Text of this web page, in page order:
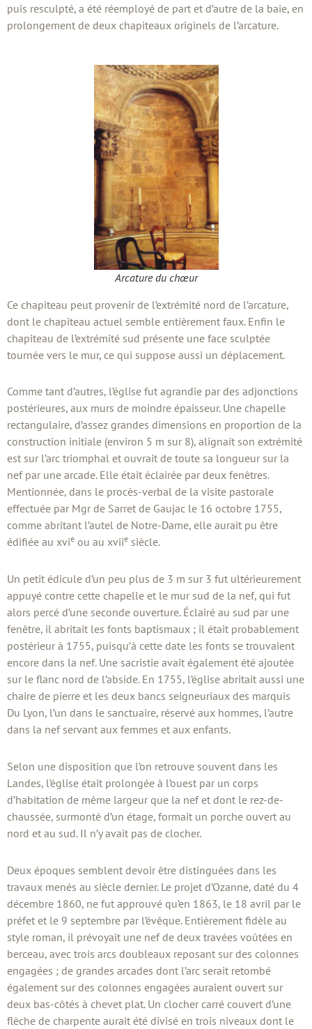
puis resculpté, a été réemployé de part et d’autre de la baie, en
prolongement de deux chapiteaux originels de l’arcature.
Arcature du chœur
Ce chapiteau peut provenir de l’extrémité nord de l’arcature,
dont le chapiteau actuel semble entièrement faux. Enfin le
chapiteau de l’extrémité sud présente une face sculptée
tournée vers le mur, ce qui suppose aussi un déplacement.
Comme tant d’autres, l’église fut agrandie par des adjonctions
postérieures, aux murs de moindre épaisseur. Une chapelle
rectangulaire, d’assez grandes dimensions en proportion de la
construction initiale (environ 5 m sur 8), alignait son extrémité
est sur l’arc triomphal et ouvrait de toute sa longueur sur la
nef par une arcade. Elle était éclairée par deux fenêtres.
Mentionnée, dans le procès-verbal de la visite pastorale
effectuée par Mgr de Sarret de Gaujac le 16 octobre 1755,
comme abritant l’autel de Notre-Dame, elle aurait pu être
édifiée au xvie ou au xviie siècle.
Un petit édicule d’un peu plus de 3 m sur 3 fut ultérieurement
appuyé contre cette chapelle et le mur sud de la nef, qui fut
alors percé d’une seconde ouverture. Éclairé au sud par une
fenêtre, il abritait les fonts baptismaux ; il était probablement
postérieur à 1755, puisqu’à cette date les fonts se trouvaient
encore dans la nef. Une sacristie avait également été ajoutée
sur le flanc nord de l’abside. En 1755, l’église abritait aussi une
chaire de pierre et les deux bancs seigneuriaux des marquis
Du Lyon, l’un dans le sanctuaire, réservé aux hommes, l’autre
dans la nef servant aux femmes et aux enfants.
Selon une disposition que l’on retrouve souvent dans les
Landes, l’église était prolongée à l’ouest par un corps
d’habitation de même largeur que la nef et dont le rez-de-
chaussée, surmonté d’un étage, formait un porche ouvert au
nord et au sud. Il n’y avait pas de clocher.
Deux époques semblent devoir être distinguées dans les
travaux menés au siècle dernier. Le projet d’Ozanne, daté du 4
décembre 1860, ne fut approuvé qu’en 1863, le 18 avril par le
préfet et le 9 septembre par l’évêque. Entièrement fidèle au
style roman, il prévoyait une nef de deux travées voûtées en
berceau, avec trois arcs doubleaux reposant sur des colonnes
engagées ; de grandes arcades dont l’arc serait retombé
également sur des colonnes engagées auraient ouvert sur
deux bas-côtés à chevet plat. Un clocher carré couvert d’une
flèche de charpente aurait été divisé en trois niveaux dont le